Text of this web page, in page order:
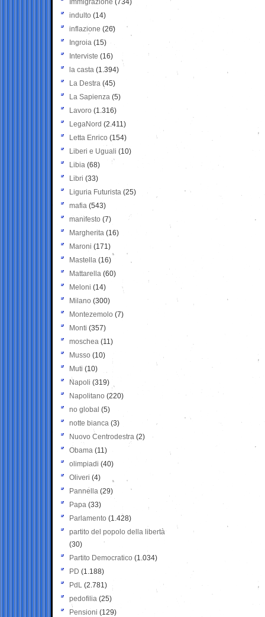
Immigrazione (734)
indulto (14)
inflazione (26)
Ingroia (15)
Interviste (16)
la casta (1.394)
La Destra (45)
La Sapienza (5)
Lavoro (1.316)
LegaNord (2.411)
Letta Enrico (154)
Liberi e Uguali (10)
Libia (68)
Libri (33)
Liguria Futurista (25)
mafia (543)
manifesto (7)
Margherita (16)
Maroni (171)
Mastella (16)
Mattarella (60)
Meloni (14)
Milano (300)
Montezemolo (7)
Monti (357)
moschea (11)
Musso (10)
Muti (10)
Napoli (319)
Napolitano (220)
no global (5)
notte bianca (3)
Nuovo Centrodestra (2)
Obama (11)
olimpiadi (40)
Oliveri (4)
Pannella (29)
Papa (33)
Parlamento (1.428)
partito del popolo della libertà
(30)
Partito Democratico (1.034)
PD (1.188)
PdL (2.781)
pedofilia (25)
Pensioni (129)